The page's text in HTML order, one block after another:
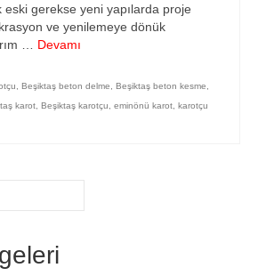
gerekse yeni yapılarda proje
ve yenilemeye dönük
… Devamı
Beşiktaş beton delme Beşiktaş beton kesme
karot Beşiktaş karotçu eminönü karot karotçu